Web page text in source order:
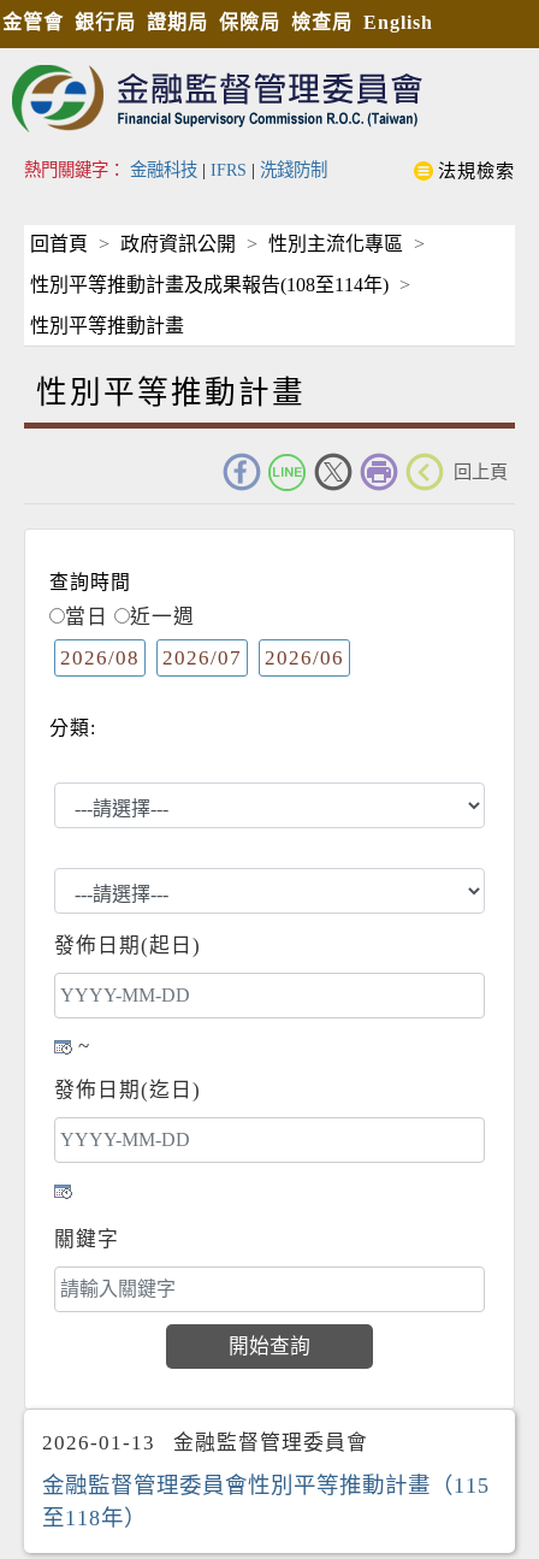
金管會 銀行局 證期局 保險局 檢查局 English
熱門關鍵字： 金融科技 | IFRS | 洗錢防制 法規檢索
回首頁 政府資訊公開
性別主流化專區
性別平等推動計畫及成果報告(108至114年)
性別平等推動計畫
性別平等推動計畫
回上頁
查詢時間
當日
近一週
2026/08
2026/07 2026/06
分類:
發佈日期(起日)
~
發佈日期(迄日)
關鍵字
2026-01-13 金融監督管理委員會
金融監督管理委員會性別平等推動計畫（115
至118年）